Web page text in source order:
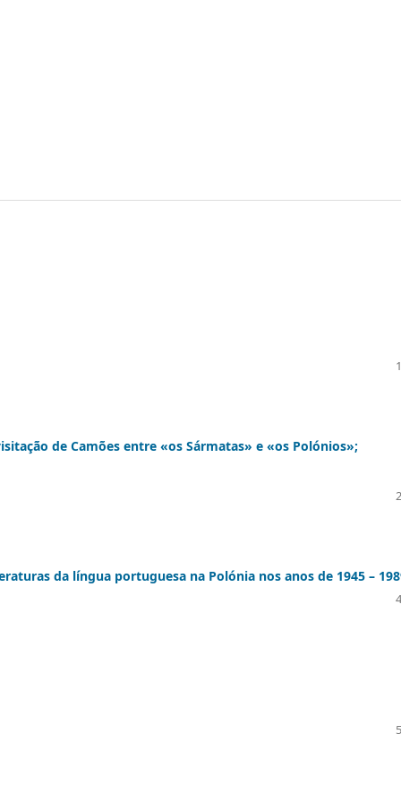
de Camões entre «os Sármatas» e «os Polónios»;
da língua portuguesa na Polónia nos anos de 1945 –